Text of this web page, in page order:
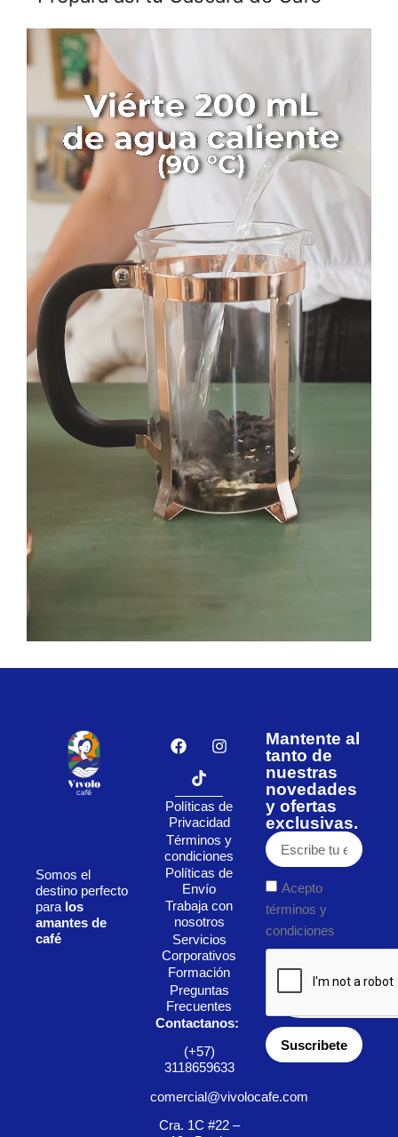
Mantente al
tanto de
nuestras
novedades
y ofertas
exclusivas.
Acepto
términos y
condiciones
Suscribete
Políticas de
Privacidad
Términos y
condiciones
Políticas de
Envío
Trabaja con
nosotros
Servicios
Corporativos
Formación
Preguntas
Frecuentes
Contactanos:
(+57)
3118659633
comercial@vivolocafe.com
Cra. 1C #22 –
Somos el
destino perfecto
para los
amantes de
café